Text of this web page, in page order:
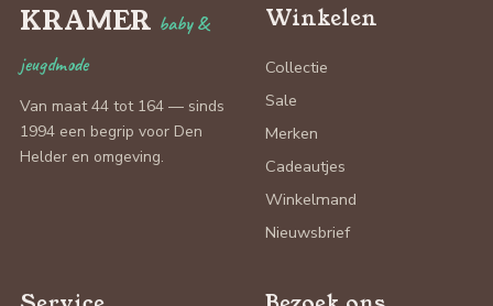
KRAMER baby &
jeugdmode
Van maat 44 tot 164 — sinds
1994 een begrip voor Den
Helder en omgeving.
Winkelen
Collectie
Sale
Merken
Cadeautjes
Winkelmand
Nieuwsbrief